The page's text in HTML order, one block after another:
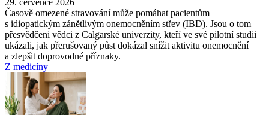
29. července 2026
Časově omezené stravování může pomáhat pacientům
s idiopatickým zánětlivým onemocněním střev (IBD). Jsou o tom
přesvědčeni vědci z Calgarské univerzity, kteří ve své pilotní studii
ukázali, jak přerušovaný půst dokázal snížit aktivitu onemocnění
a zlepšit doprovodné příznaky.
Z medicíny